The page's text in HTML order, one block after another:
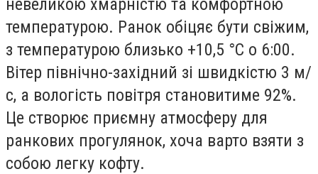
невеликою хмарністю та комфортною
температурою. Ранок обіцяє бути свіжим,
з температурою близько +10,5 °С о 6:00.
Вітер північно-західний зі швидкістю 3 м/
с, а вологість повітря становитиме 92%.
Це створює приємну атмосферу для
ранкових прогулянок, хоча варто взяти з
собою легку кофту.